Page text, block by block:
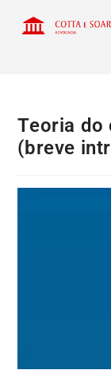
Teoria
(breve